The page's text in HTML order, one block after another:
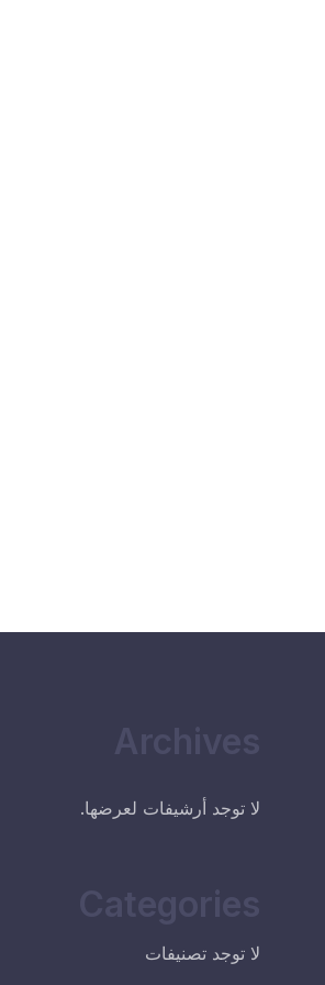
Archives
لا توجد أرشيفات لعرضها.
Categories
لا توجد تصنيفات